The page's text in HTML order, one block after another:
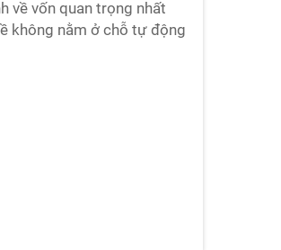
về vốn quan trọng nhất
không nằm ở chỗ tự động
những lợi ích đo lường